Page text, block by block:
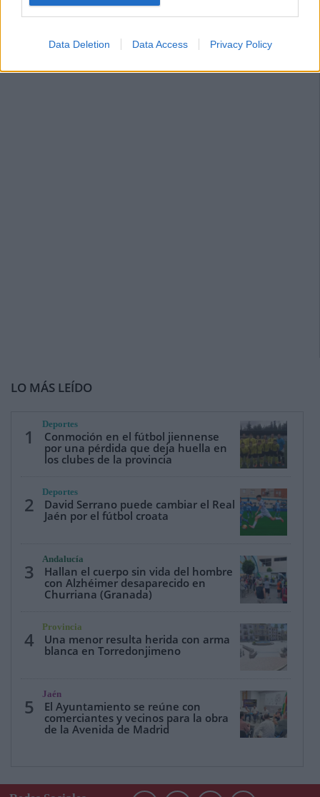
Data Deletion Data Access Privacy Policy
LO MÁS LEÍDO
1
Deportes
Conmoción en el fútbol jiennense
por una pérdida que deja huella en
los clubes de la provincia
2
Deportes
David Serrano puede cambiar el Real
Jaén por el fútbol croata
3
Andalucía
Hallan el cuerpo sin vida del hombre
con Alzhéimer desaparecido en
Churriana (Granada)
4
Provincia
Una menor resulta herida con arma
blanca en Torredonjimeno
5
Jaén
El Ayuntamiento se reúne con
comerciantes y vecinos para la obra
de la Avenida de Madrid